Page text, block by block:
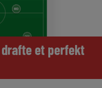
et perfekt